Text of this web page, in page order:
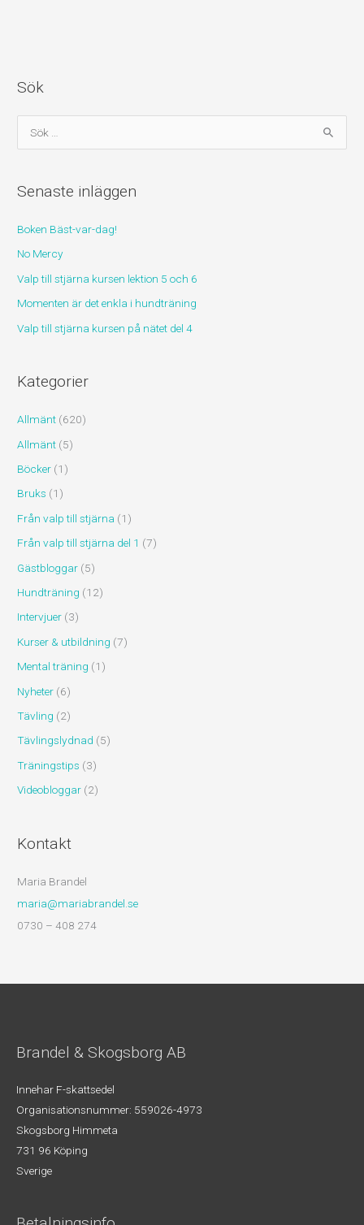
Sök
ö
e
t
e
r
:
Senaste inläggen
Boken Bäst-var-dag!
No Mercy
Valp till stjärna kursen lektion 5 och 6
Momenten är det enkla i hundträning
Valp till stjärna kursen på nätet del 4
Kategorier
Allmänt (620)
Allmänt (5)
Böcker (1)
Bruks (1)
Från valp till stjärna (1)
Från valp till stjärna del 1 (7)
Gästbloggar (5)
Hundträning (12)
Intervjuer (3)
Kurser & utbildning (7)
Mental träning (1)
Nyheter (6)
Tävling (2)
Tävlingslydnad (5)
Träningstips (3)
Videobloggar (2)
Kontakt
Maria Brandel
maria@mariabrandel.se
0730 – 408 274
Brandel & Skogsborg AB
Innehar F-skattsedel
Organisationsnummer: 559026-4973
Skogsborg Himmeta
731 96 Köping
Sverige